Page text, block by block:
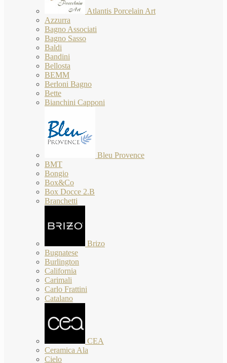
Atlantis Porcelain Art
Azzurra
Bagno Associati
Bagno Sasso
Baldi
Bandini
Bellosta
BEMM
Berloni Bagno
Bette
Bianchini Capponi
Bleu Provence
BMT
Bongio
Box&Co
Box Docce 2.B
Branchetti
Brizo
Bugnatese
Burlington
California
Carimali
Carlo Frattini
Catalano
CEA
Ceramica Ala
Cielo